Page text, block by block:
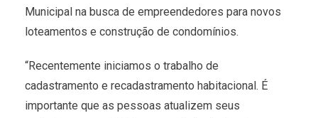
Municipal na busca de empreendedores para novos
loteamentos e construção de condomínios.
“Recentemente iniciamos o trabalho de
cadastramento e recadastramento habitacional. É
importante que as pessoas atualizem seus